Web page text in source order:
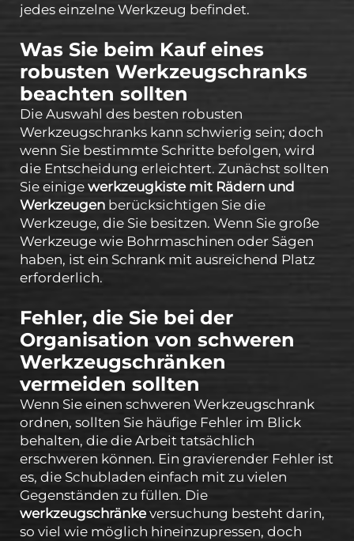
jedes einzelne Werkzeug befindet.
Was Sie beim Kauf eines
robusten Werkzeugschranks
beachten sollten
Die Auswahl des besten robusten
Werkzeugschranks kann schwierig sein; doch
wenn Sie bestimmte Schritte befolgen, wird
die Entscheidung erleichtert. Zunächst sollten
Sie einige werkzeugkiste mit Rädern und
Werkzeugen berücksichtigen Sie die
Werkzeuge, die Sie besitzen. Wenn Sie große
Werkzeuge wie Bohrmaschinen oder Sägen
haben, ist ein Schrank mit ausreichend Platz
erforderlich.
Fehler, die Sie bei der
Organisation von schweren
Werkzeugschränken
vermeiden sollten
Wenn Sie einen schweren Werkzeugschrank
ordnen, sollten Sie häufige Fehler im Blick
behalten, die die Arbeit tatsächlich
erschweren können. Ein gravierender Fehler ist
es, die Schubladen einfach mit zu vielen
Gegenständen zu füllen. Die
werkzeugschränkeversuchung besteht darin,
so viel wie möglich hineinzupressen, doch